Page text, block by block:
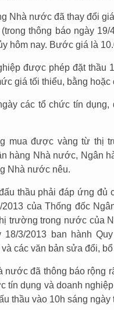
Nhà nước đã thay đổi
thông báo ngày 19/
hôm nay. Bước giá là
được phép đặt thầu
giá tối thiểu, bằng hoặc
các tổ chức tín dụng,
mua được vàng từ thị
hàng Nhà nước, Ngân
Nhà nước nêu.
thầu phải đáp ứng đủ
của Thống đốc
trường trong nước của
3/2013 ban hành
các văn bản sửa đổi,
đã thông báo rộng
tín dụng và doanh
thầu vào 10h sáng ngày